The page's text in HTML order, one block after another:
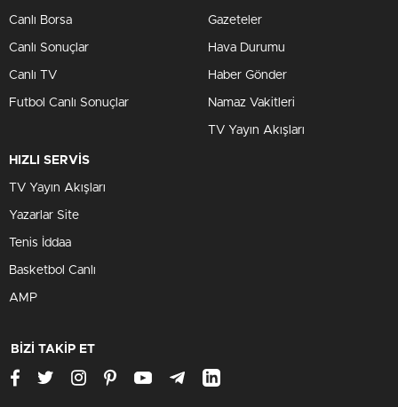
Canlı Borsa
Canlı Sonuçlar
Canlı TV
Futbol Canlı Sonuçlar
Gazeteler
Hava Durumu
Haber Gönder
Namaz Vakitleri
TV Yayın Akışları
HIZLI SERVİS
TV Yayın Akışları
Yazarlar Site
Tenis İddaa
Basketbol Canlı
AMP
BİZİ TAKİP ET